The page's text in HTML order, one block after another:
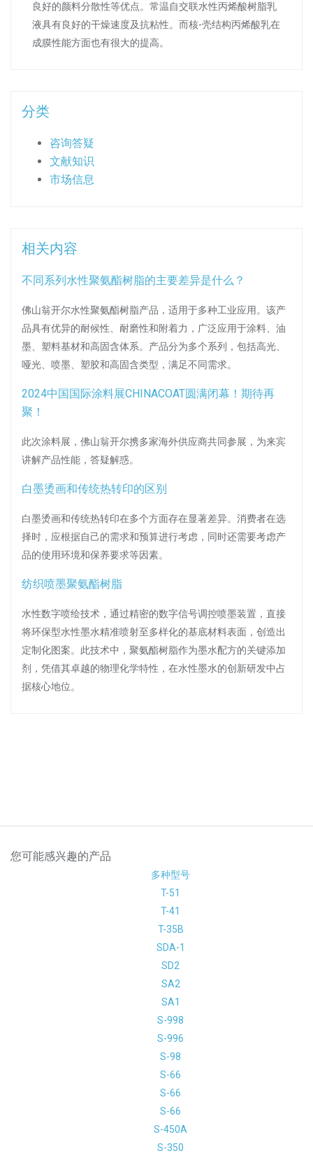
良好的颜料分散性等优点。常温自交联水性丙烯酸树脂乳
液具有良好的干燥速度及抗粘性。而核-壳结构丙烯酸乳在
成膜性能方面也有很大的提高。
分类
咨询答疑
文献知识
市场信息
相关内容
不同系列水性聚氨酯树脂的主要差异是什么？
佛山翁开尔水性聚氨酯树脂产品，适用于多种工业应用。该产
品具有优异的耐候性、耐磨性和附着力，广泛应用于涂料、油
墨、塑料基材和高固含体系。产品分为多个系列，包括高光、
哑光、喷墨、塑胶和高固含类型，满足不同需求。
2024中国国际涂料展CHINACOAT圆满闭幕！期待再
聚！
此次涂料展，佛山翁开尔携多家海外供应商共同参展，为来宾
讲解产品性能，答疑解惑。
白墨烫画和传统热转印的区别
白墨烫画和传统热转印在多个方面存在显著差异。消费者在选
择时，应根据自己的需求和预算进行考虑，同时还需要考虑产
品的使用环境和保养要求等因素。
纺织喷墨聚氨酯树脂
水性数字喷绘技术，通过精密的数字信号调控喷墨装置，直接
将环保型水性墨水精准喷射至多样化的基底材料表面，创造出
定制化图案。此技术中，聚氨酯树脂作为墨水配方的关键添加
剂，凭借其卓越的物理化学特性，在水性墨水的创新研发中占
据核心地位。
您可能感兴趣的产品
多种型号
T-51
T-41
T-35B
SDA-1
SD2
SA2
SA1
S-998
S-996
S-98
S-66
S-66
S-66
S-450A
S-350